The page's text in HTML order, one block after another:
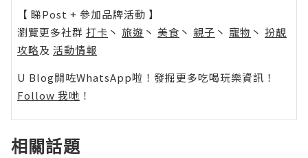
【 睇Post + 參加品牌活動 】
瀏覽更多社群 打卡 丶 旅遊 丶 美食 丶 親子 丶 寵物 丶 扮靚
攻略及 活動情報
U Blog開咗WhatsApp啦！發掘更多吃喝玩樂資訊！
Follow 我哋 ！
相關話題